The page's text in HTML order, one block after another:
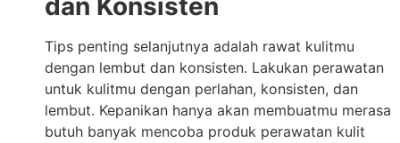
dan Konsisten
Tips penting selanjutnya adalah rawat kulitmu
dengan lembut dan konsisten. Lakukan perawatan
untuk kulitmu dengan perlahan, konsisten, dan
lembut. Kepanikan hanya akan membuatmu merasa
butuh banyak mencoba produk perawatan kulit